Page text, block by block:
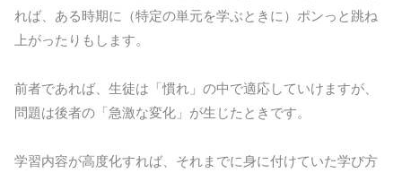
れば、ある時期に（特定の単元を学ぶときに）ポンっと跳ね
上がったりもします。
前者であれば、生徒は「慣れ」の中で適応していけますが、
問題は後者の「急激な変化」が生じたときです。
学習内容が高度化すれば、それまでに身に付けていた学び方